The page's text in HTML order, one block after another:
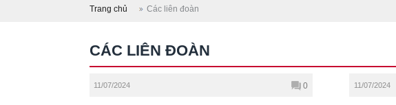
Trang chủ Các liên đoàn
CÁC LIÊN ĐOÀN
11/07/2024 0 11/07/2024